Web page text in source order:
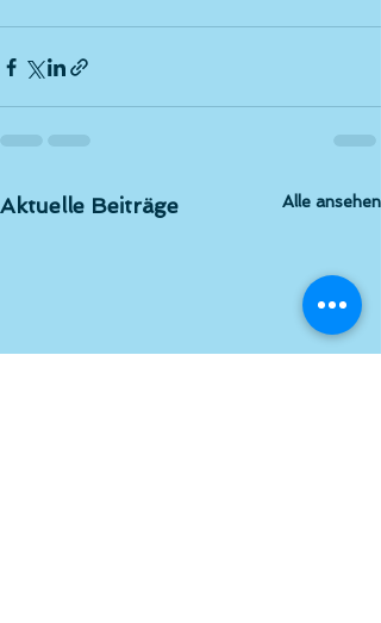
Aktuelle Beiträge Alle ansehen